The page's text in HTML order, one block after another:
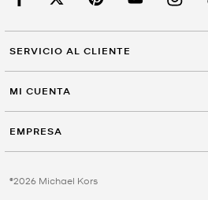
SERVICIO AL CLIENTE
MI CUENTA
EMPRESA
©2026 Michael Kors